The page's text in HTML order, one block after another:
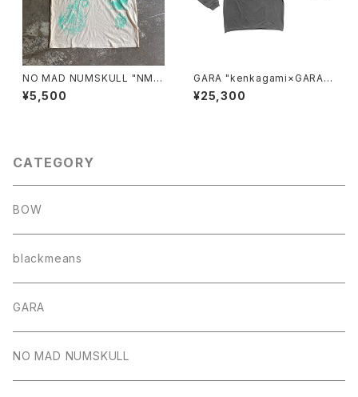
NO MAD NUMSKULL "NMN
MULTI PRINT S/T"(NATUR
AL.XXL)
¥5,500
GARA "kenkagami×GARA L
AYER SLEEVE T-SHIRT"(GR
AY×BLACK)
¥25,300
CATEGORY
BOW
blackmeans
GARA
NO MAD NUMSKULL